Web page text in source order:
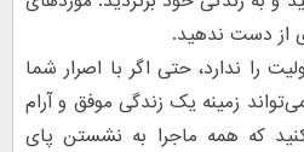
از دست ندهید.
را ندارد، حتی اگر با اصرار شما
زمینه یک زندگی موفق و آرام
که همه ماجرا به نشستن پای